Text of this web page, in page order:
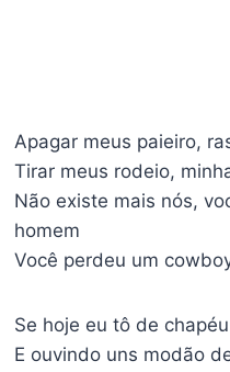
Apagar meus paieiro,
Tirar meus rodeio,
Não existe mais nós,
homem
Você perdeu um
Se hoje eu tô de
E ouvindo uns modão